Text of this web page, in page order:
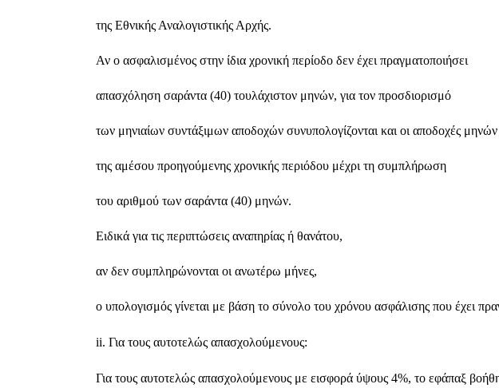
της Εθνικής Αναλογιστικής Αρχής.
Αν ο ασφαλισμένος στην ίδια χρονική περίοδο δεν έχει πραγματοποιήσει
απασχόληση σαράντα (40) τουλάχιστον μηνών, για τον προσδιορισμό
των μηνιαίων συντάξιμων αποδοχών συνυπολογίζονται και οι αποδοχές μηνών
της αμέσου προηγούμενης χρονικής περιόδου μέχρι τη συμπλήρωση
του αριθμού των σαράντα (40) μηνών.
Ειδικά για τις περιπτώσεις αναπηρίας ή θανάτου,
αν δεν συμπληρώνονται οι ανωτέρω μήνες,
ο υπολογισμός γίνεται με βάση το σύνολο του χρόνου ασφάλισης που έχει
ii. Για τους αυτοτελώς απασχολούμενους:
Για τους αυτοτελώς απασχολούμενους με εισφορά ύψους 4%, το εφάπαξ